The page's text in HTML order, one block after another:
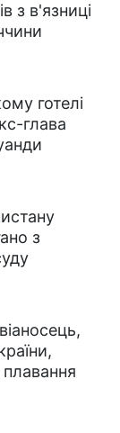
з в'язниці
готелі
глава
з